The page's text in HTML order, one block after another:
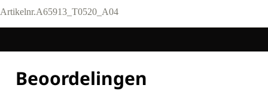
Artikelnr.A65913_T0520_A04